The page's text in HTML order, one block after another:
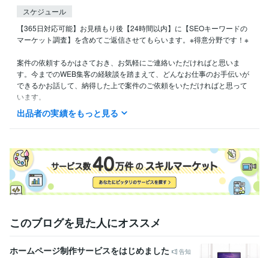
スケジュール
【365日対応可能】お見積もり後【24時間以内】に【SEOキーワードの
マーケット調査】を含めてご返信させてもらいます。※得意分野です！※
案件の依頼するかはさておき、お気軽にご連絡いただければと思いま
す。今までのWEB集客の経験談を踏まえて、どんなお仕事のお手伝いが
できるかお話して、納得した上で案件のご依頼をいただければと思って
得意分野
出品者の実績をもっと見る
このブログを見た人にオススメ
ホームページ制作サービスをはじめました
告知